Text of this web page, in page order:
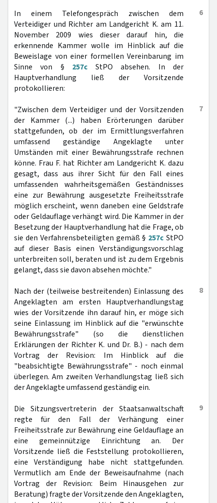
6
In einem Telefongespräch zwischen dem
Verteidiger und Richter am Landgericht K. am 11.
November 2009 wies dieser darauf hin, die
erkennende Kammer wolle im Hinblick auf die
Beweislage von einer formellen Vereinbarung im
Sinne von § 257cStPO absehen. In der
Hauptverhandlung ließ der Vorsitzende
protokollieren:
7
"Zwischen dem Verteidiger und der Vorsitzenden
der Kammer (...) haben Erörterungen darüber
stattgefunden, ob der im Ermittlungsverfahren
umfassend geständige Angeklagte unter
Umständen mit einer Bewährungsstrafe rechnen
könne. Frau F. hat Richter am Landgericht K. dazu
gesagt, dass aus ihrer Sicht für den Fall eines
umfassenden wahrheitsgemäßen Geständnisses
eine zur Bewährung ausgesetzte Freiheitsstrafe
möglich erscheint, wenn daneben eine Geldstrafe
oder Geldauflage verhängt wird. Die Kammer in der
Besetzung der Hauptverhandlung hat die Frage, ob
sie den Verfahrensbeteiligten gemäß § 257c StPO
auf dieser Basis einen Verständigungsvorschlag
unterbreiten soll, beraten und ist zu dem Ergebnis
gelangt, dass sie davon absehen möchte."
8
Nach der (teilweise bestreitenden) Einlassung des
Angeklagten am ersten Hauptverhandlungstag
wies der Vorsitzende ihn darauf hin, er möge sich
seine Einlassung im Hinblick auf die "erwünschte
Bewährungsstrafe" (so die dienstlichen
Erklärungen der Richter K. und Dr. B.) - nach dem
Vortrag der Revision: Im Hinblick auf die
"beabsichtigte Bewährungsstrafe" - noch einmal
überlegen. Am zweiten Verhandlungstag ließ sich
der Angeklagte umfassend geständig ein.
9
Die Sitzungsvertreterin der Staatsanwaltschaft
regte für den Fall der Verhängung einer
Freiheitsstrafe zur Bewährung eine Geldauflage an
eine gemeinnützige Einrichtung an. Der
Vorsitzende ließ die Feststellung protokollieren,
eine Verständigung habe nicht stattgefunden.
Vermutlich am Ende der Beweisaufnahme (nach
Vortrag der Revision: Beim Hinausgehen zur
Beratung) fragte der Vorsitzende den Angeklagten,